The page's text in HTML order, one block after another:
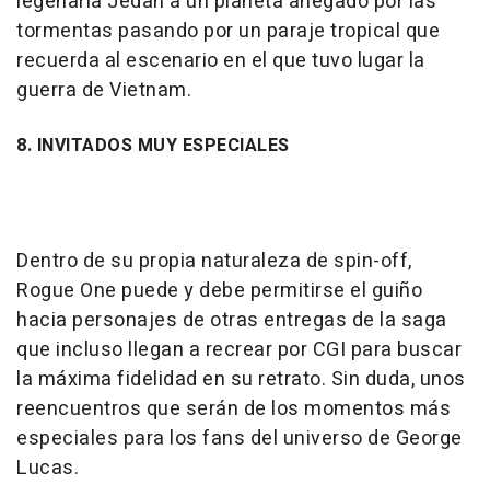
tormentas pasando por un paraje tropical que
recuerda al escenario en el que tuvo lugar la
guerra de Vietnam.
8. INVITADOS MUY ESPECIALES
Dentro de su propia naturaleza de spin-off,
Rogue One puede y debe permitirse el guiño
hacia personajes de otras entregas de la saga
que incluso llegan a recrear por CGI para buscar
la máxima fidelidad en su retrato. Sin duda, unos
reencuentros que serán de los momentos más
especiales para los fans del universo de George
Lucas.